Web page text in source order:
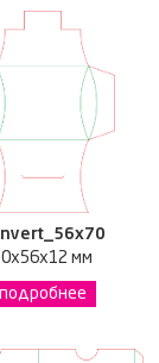
мм
подробнее